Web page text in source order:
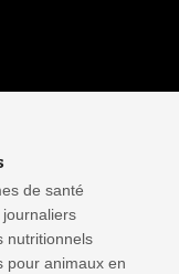
de santé
journaliers
nutritionnels
pour animaux en